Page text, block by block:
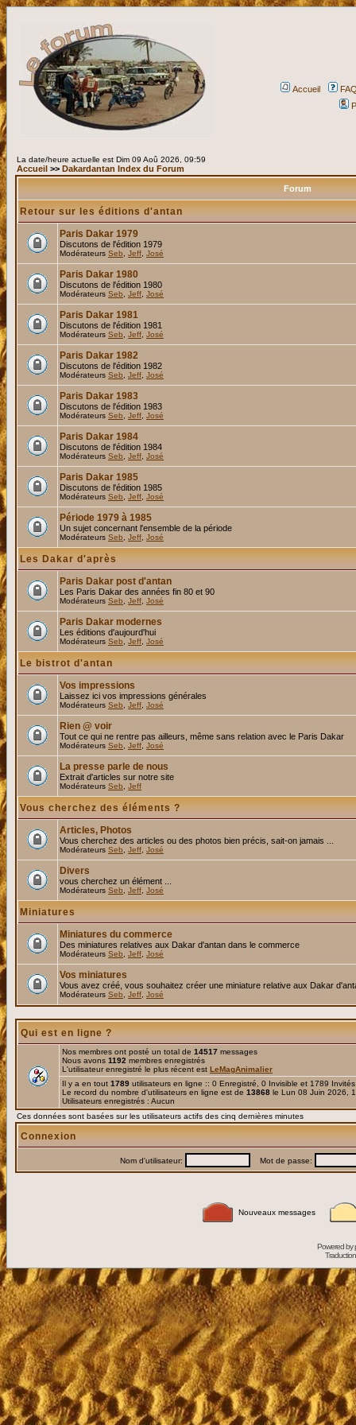
Accueil
La date/heure actuelle est Dim 09 Aoû 2026, 09:59
Accueil >> Dakardantan Index du Forum
Forum
Retour sur les éditions d'antan
Paris Dakar 1979
Discutons de l'édition 1979
Modérateurs Seb Jeff José
Paris Dakar 1980
Discutons de l'édition 1980
Modérateurs Seb Jeff José
Paris Dakar 1981
Discutons de l'édition 1981
Modérateurs Seb Jeff José
Paris Dakar 1982
Discutons de l'édition 1982
Modérateurs Seb Jeff José
Paris Dakar 1983
Discutons de l'édition 1983
Modérateurs Seb Jeff José
Paris Dakar 1984
Discutons de l'édition 1984
Modérateurs Seb Jeff José
Paris Dakar 1985
Discutons de l'édition 1985
Modérateurs Seb Jeff José
Période 1979 à 1985
Un sujet concernant l'ensemble de la période
Modérateurs Seb Jeff José
Les Dakar d'après
Paris Dakar post d'antan
Les Paris Dakar des années fin 80 et 90
Modérateurs Seb Jeff José
Paris Dakar modernes
Les éditions d'aujourd'hui
Modérateurs Seb Jeff José
Le bistrot d'antan
Vos impressions
Laissez ici vos impressions générales
Modérateurs Seb Jeff José
Rien @ voir
Tout ce qui ne rentre pas ailleurs, même sans relation avec le Paris Dakar
Modérateurs Seb Jeff José
La presse parle de nous
Extrait d'articles sur notre site
Modérateurs Seb Jeff
Vous cherchez des éléments ?
Articles, Photos
Vous cherchez des articles ou des photos bien précis, sait-on jamais ...
Modérateurs Seb Jeff José
Divers
vous cherchez un élément ...
Modérateurs Seb Jeff José
Miniatures
Miniatures du commerce
Des miniatures relatives aux Dakar d'antan dans le commerce
Modérateurs Seb Jeff José
Vos miniatures
Vous avez créé, vous souhaitez créer une miniature relative aux Dakar
Modérateurs Seb Jeff José
Qui est en ligne ?
Nos membres ont posté un total de 14517 messages
Nous avons 1192 membres enregistrés
L'utilisateur enregistré le plus récent est LeMagAnimalier
Il y a en tout 1789 utilisateurs en ligne :: 0 Enregistré, 0 Invisible et 1789
Le record du nombre d'utilisateurs en ligne est de 13868 le Lun 08 Juin 2026,
Utilisateurs enregistrés : Aucun
Ces données sont basées sur les utilisateurs actifs des cinq dernières minutes
Connexion
Nom d'utilisateur: Mot de passe:
Nouveaux messages
Powered by